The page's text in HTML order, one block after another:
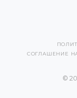
СОГЛАШЕНИЕ
©